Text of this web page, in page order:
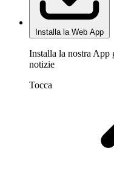
Installa la Web App
Installa la nostra App
notizie
Tocca